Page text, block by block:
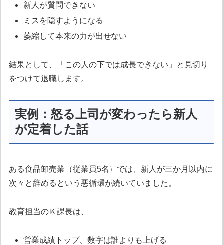
新人が質問できない
ミスを隠すようになる
萎縮して本来の力が出せない
結果として、「この人の下では成長できない」と見切り
をつけて退職します。
実例：怒る上司が変わったら新人
が定着した話
ある食品卸売業（従業員5名）では、新人が三か月以内に
次々と辞めるという悪循環が続いていました。
教育担当のＫ課長は、
営業成績トップ、数字は誰よりも上げる